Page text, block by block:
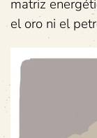
matriz
el oro ni el